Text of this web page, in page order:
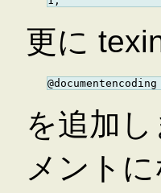
更に
を追加
メント